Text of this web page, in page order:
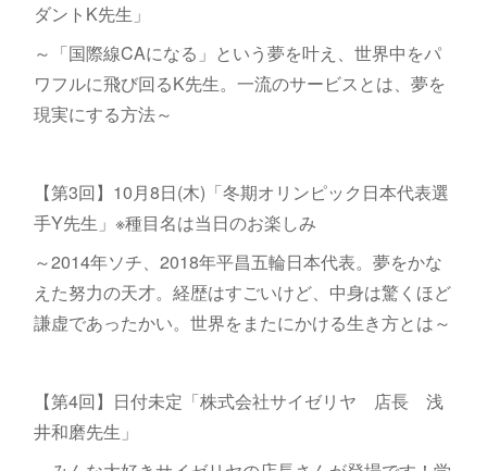
ダントK先生」
～「国際線CAになる」という夢を叶え、世界中をパ
ワフルに飛び回るK先生。一流のサービスとは、夢を
現実にする方法～
【第3回】10月8日(木)「冬期オリンピック日本代表選
手Y先生」※種目名は当日のお楽しみ
～2014年ソチ、2018年平昌五輪日本代表。夢をかな
えた努力の天才。経歴はすごいけど、中身は驚くほど
謙虚であったかい。世界をまたにかける生き方とは～
【第4回】日付未定「株式会社サイゼリヤ 店長 浅
井和磨先生」